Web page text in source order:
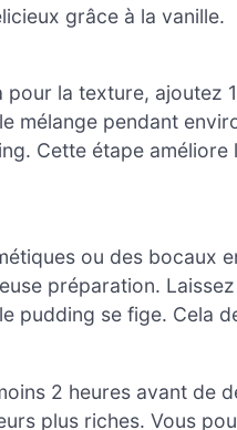
grâce à la vanille.
la texture, ajoutez
mélange pendant
Cette étape
ou des bocaux
préparation. Laissez
pudding se fige. Cela
2 heures avant de
plus riches. Vous